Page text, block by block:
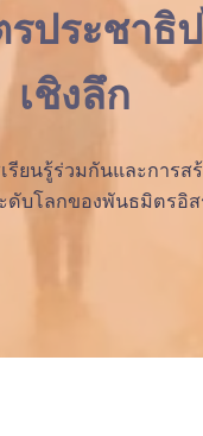
ประชาธิ
เชิงลึก
รียนรู้ร่วมกันและการส
ดับโลกของพันธมิตรอิส